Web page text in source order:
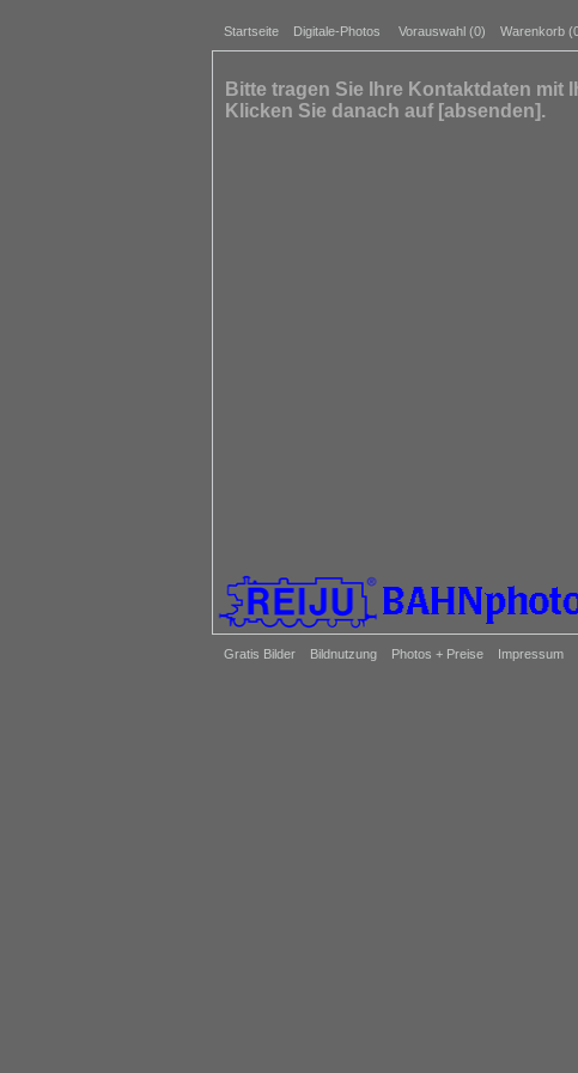
Startseite Digitale-Photos Vorauswahl (0) Warenkorb
Gratis Bilder Bildnutzung Photos + Preise Impressum
Bitte tragen Sie Ihre Kontaktdaten mit
Klicken Sie danach auf [absenden].